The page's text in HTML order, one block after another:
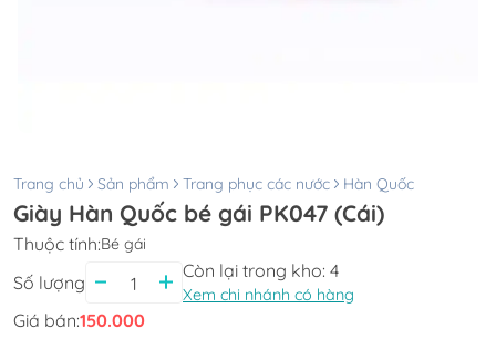
Trang chủ Sản phẩm Trang phục các nước Hàn Quốc
Giày Hàn Quốc bé gái PK047 (Cái)
Thuộc tính:Bé gái
Số lượng
Còn lại trong kho: 4
Xem chi nhánh có hàng
Giá bán:150.000